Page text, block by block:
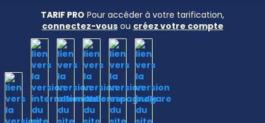
TARIF PRO Pour accéder à votre tarification,
connectez-vousou créez votre compte